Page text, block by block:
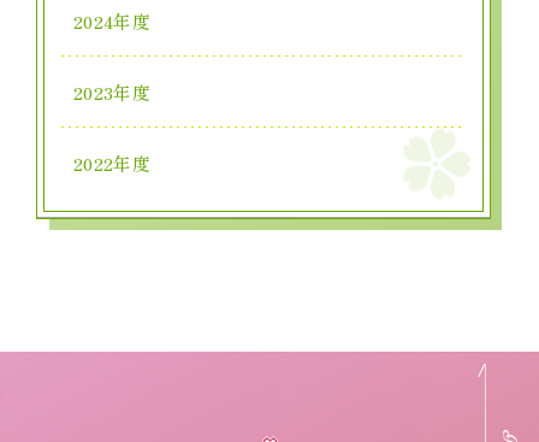
2024年度
2023年度
2022年度